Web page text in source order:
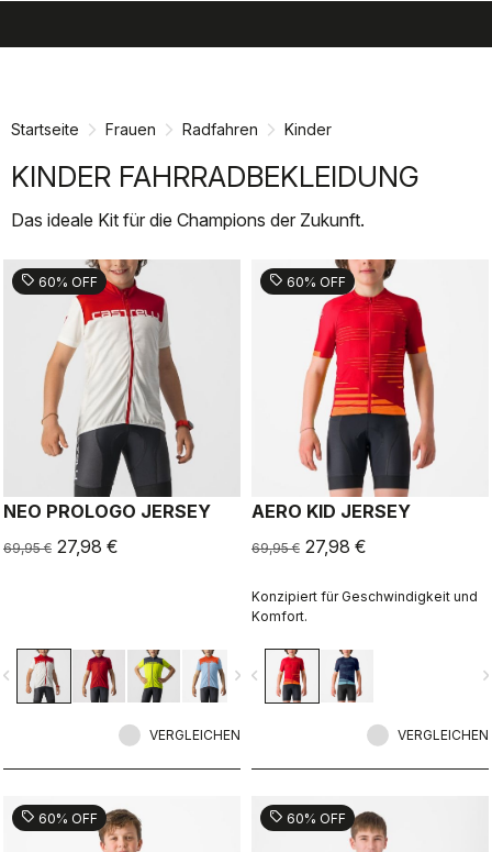
Startseite Frauen Radfahren Kinder
KINDER FAHRRADBEKLEIDUNG
Das ideale Kit für die Champions der Zukunft.
sell 60% OFF
NEO PROLOGO JERSEY
69,95 € 27,98 €
navigate_next
VERGLEICHEN
sell 60% OFF
AERO KID JERSEY
69,95 € 27,98 €
Konzipiert für Geschwindigkeit und
Komfort.
navigate_before
VERGLEICHEN
sell 60% OFF sell 60% OFF